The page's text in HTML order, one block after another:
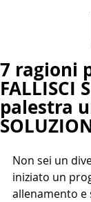
7 ragioni
FALLISCI
palestra
Non sei un
iniziato un
allenamento e